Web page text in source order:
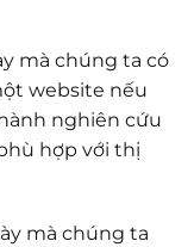
mà chúng ta có
website nếu
nghiên cứu
hợp với thị
mà chúng ta